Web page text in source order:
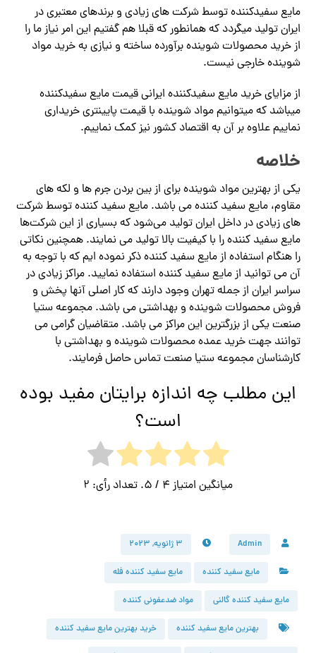
مایع سفیدکننده توسط شرکت های زیادی و برندهای معتبری در
ایران تولید میگردد که همانطور که قبلا هم گفتیم این امر نیاز ما را
از خرید محصولات شوینده برآورده ساخته و نیازی به خرید مواد
شوینده خارجی نیست.
از مزایای خرید مایع سفیدکننده ایرانی قیمت مایع سفیدکننده
میباشد که میتوانیم مواد شوینده با قیمت پایینتری خریداری
نماییم علاوه بر آن به اقتصاد کشور نیز کمک نماییم.
خلاصه
یکی از بهترین مواد شوینده برای از بین بردن جرم ها و لکه های
مقاوم، مایع سفید کننده می باشد. مایع سفید کننده توسط شرکت
های زیادی در داخل ایران تولید می‌شود که بسیاری از این شرکت‌ها
مایع سفید کننده را با کیفیت بالا تولید می نمایند. همچنین نکاتی
را هنگام استفاده از مایع سفید کننده ذکر نموده ایم که با توجه به
آن می توانید از مایع سفید کننده استفاده نمایید. مراکز زیادی در
سراسر ایران از جمله تهران وجود دارند که کار اصلی آنها پخش و
فروش محصولات شوینده و بهداشتی می باشد. مجموعه ستیا
صنعت یکی از بزرگترین این مراکز می باشد. متقاضیان گرامی می
توانند جهت خرید عمده محصولات شوینده و بهداشتی با
کارشناسان مجموعه ستیا صنعت تماس حاصل فرمایند.
این مطلب چه اندازه برایتان مفید بوده
است؟
میانگین امتیاز 4 / 5. تعداد رأی: 2
Admin ۳ ژانویه, ۲۰۲۳
مایع سفید کننده مایع سفید کننده فله
مایع سفید کننده گالنی مواد ضدعفونی کننده
بهترین مایع سفید کننده خرید بهترین مایع سفید کننده